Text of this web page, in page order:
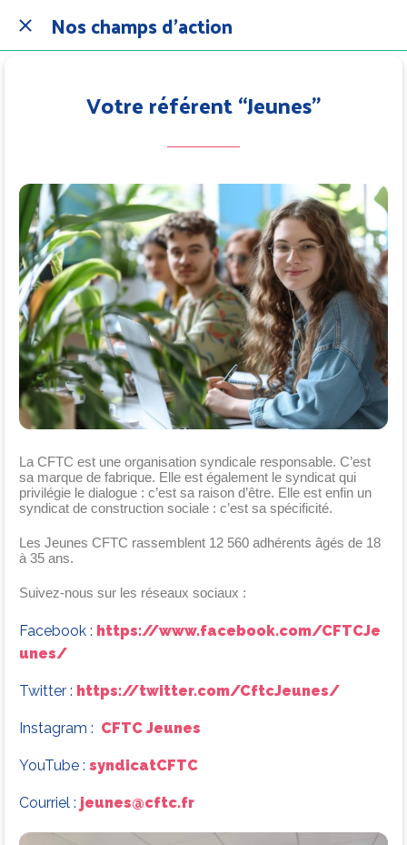
Nos champs d'action
Votre référent “Jeunes”
La CFTC est une organisation syndicale responsable. C’est
sa marque de fabrique. Elle est également le syndicat qui
privilégie le dialogue : c’est sa raison d’être. Elle est enfin un
syndicat de construction sociale : c’est sa spécificité.
Les Jeunes CFTC rassemblent 12 560 adhérents âgés de 18
à 35 ans.
Suivez-nous sur les réseaux sociaux :
Facebook : https://www.facebook.com/CFTCJe
unes/
Twitter : https://twitter.com/CftcJeunes/
Instagram : CFTC Jeunes
YouTube : syndicatCFTC
Courriel : jeunes@cftc.fr